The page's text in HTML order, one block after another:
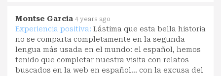
Montse Garcia 4 years ago
Experiencia positiva: Lástima que esta bella historia
no se comparta completamente en la segunda
lengua más usada en el mundo: el español, hemos
tenido que completar nuestra visita con relatos
buscados en la web en español… con la excusa del